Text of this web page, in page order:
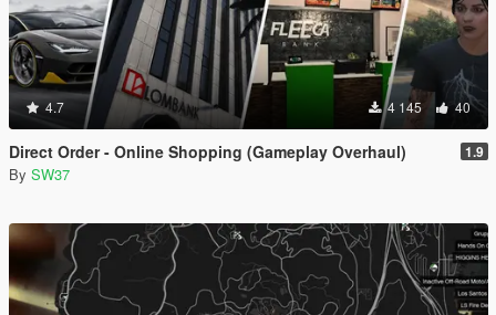
4.7 4 145 40
Direct Order - Online Shopping (Gameplay Overhaul) 1.9
By SW37